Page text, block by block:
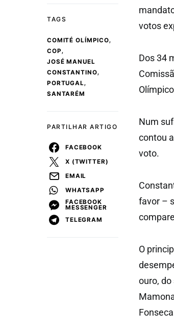
TAGS
COMITÉ OLÍMPICO,
COP,
JOSÉ MANUEL
CONSTANTINO,
PORTUGAL,
SANTARÉM
PARTILHAR ARTIGO
FACEBOOK
X (TWITTER)
EMAIL
WHATSAPP
FACEBOOK
MESSENGER
TELEGRAM
votos
Dos 34
Num
contou
voto.
favor –
O
ouro,